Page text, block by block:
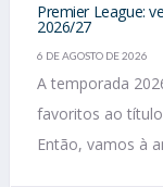
Premier League:
2026/27
6 DE AGOSTO DE 2026
A temporada
favoritos ao
Então, vamos à